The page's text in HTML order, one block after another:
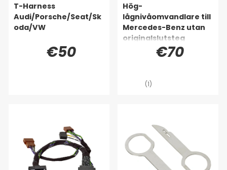
T-Harness
Audi/Porsche/Seat/Sk
oda/VW
€50
Hög-
lågnivåomvandlare till
Mercedes-Benz utan
originalslutsteg
€70
(1)